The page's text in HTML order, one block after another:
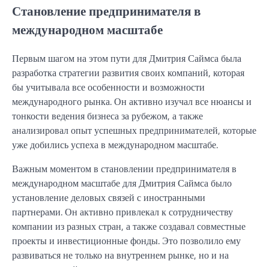
Становление предпринимателя в
международном масштабе
Первым шагом на этом пути для Дмитрия Саймса была
разработка стратегии развития своих компаний, которая
бы учитывала все особенности и возможности
международного рынка. Он активно изучал все нюансы и
тонкости ведения бизнеса за рубежом, а также
анализировал опыт успешных предпринимателей, которые
уже добились успеха в международном масштабе.
Важным моментом в становлении предпринимателя в
международном масштабе для Дмитрия Саймса было
установление деловых связей с иностранными
партнерами. Он активно привлекал к сотрудничеству
компании из разных стран, а также создавал совместные
проекты и инвестиционные фонды. Это позволило ему
развиваться не только на внутреннем рынке, но и на